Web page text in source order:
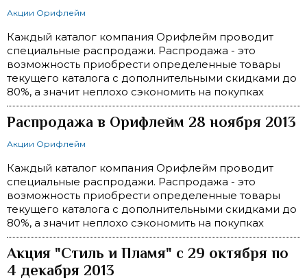
Акции Орифлейм
Каждый каталог компания Орифлейм проводит
специальные распродажи. Распродажа - это
возможность приобрести определенные товары
текущего каталога с дополнительными скидками до
80%, а значит неплохо сэкономить на покупках
Распродажа в Орифлейм 28 ноября 2013
Акции Орифлейм
Каждый каталог компания Орифлейм проводит
специальные распродажи. Распродажа - это
возможность приобрести определенные товары
текущего каталога с дополнительными скидками до
80%, а значит неплохо сэкономить на покупках
Акция "Стиль и Пламя" с 29 октября по
4 декабря 2013